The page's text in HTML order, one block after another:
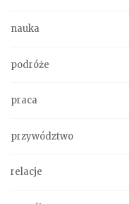
nauka
podróże
praca
przywództwo
relacje